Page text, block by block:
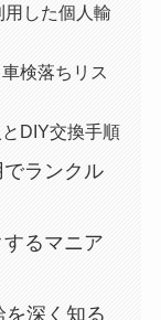
した個人輸
検落ちリス
DIY交換手順
ランクル
るマニア
深く知る